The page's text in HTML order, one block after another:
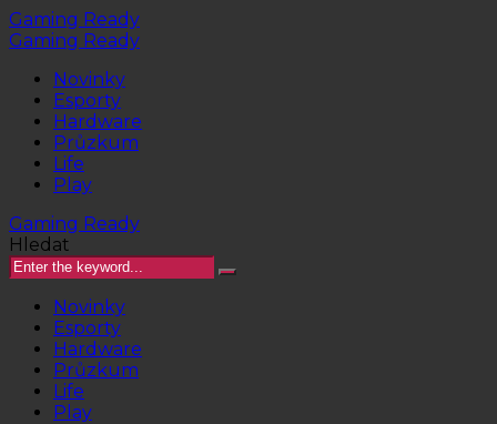
Gaming Ready
Gaming Ready
Novinky
Esporty
Hardware
Průzkum
Life
Play
Gaming Ready
Hledat
Novinky
Esporty
Hardware
Průzkum
Life
Play